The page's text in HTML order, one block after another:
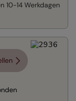
10-14 Werkdagen